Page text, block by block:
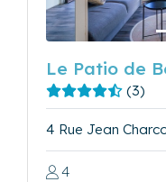
Le Patio de
(3)
4 Rue Jean
4